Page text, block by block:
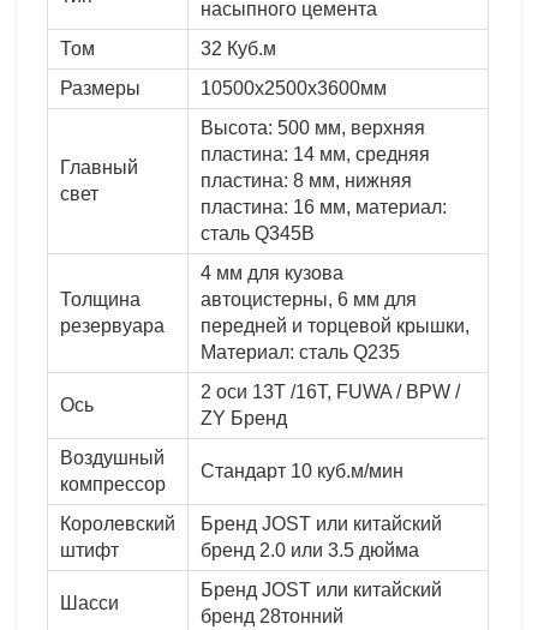
насыпного цемента
Том
32 Куб.м
Размеры
10500x2500x3600мм
Главный
свет
Высота: 500 мм, верхняя
пластина: 14 мм, средняя
пластина: 8 мм, нижняя
пластина: 16 мм, материал:
сталь Q345B
Толщина
резервуара
4 мм для кузова
автоцистерны, 6 мм для
передней и торцевой крышки,
Материал: сталь Q235
Ось
2 оси 13T /16T, FUWA / BPW /
ZY Бренд
Воздушный
компрессор
Стандарт 10 куб.м/мин
Королевский
штифт
Бренд JOST или китайский
бренд 2.0 или 3.5 дюйма
Шасси
Бренд JOST или китайский
бренд 28тонний